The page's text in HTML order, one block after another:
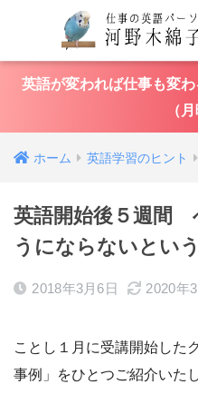
英語が変われば仕事も
（
ホーム 英語学習のヒント
英語開始後５週間
うにならないとい
2018年3月6日 2020年
ことし１月に受講開始した
事例」をひとつご紹介いた